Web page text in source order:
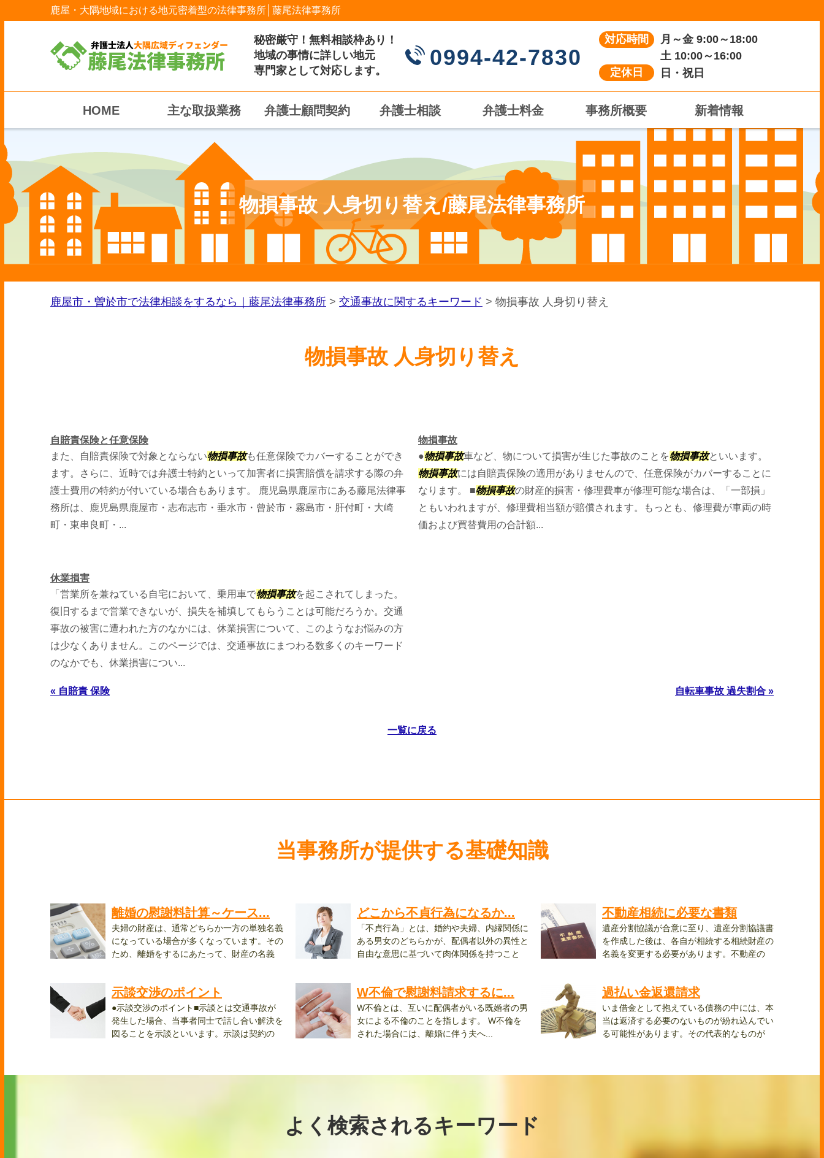
鹿屋・大隅地域における地元密着型の法律事務所│藤尾法律事務所
秘密厳守！無料相談枠あり！
地域の事情に詳しい地元
専門家として対応します。
0994-42-7830
対応時間
月～金 9:00～18:00
土 10:00～16:00
定休日
日・祝日
HOME 主な取扱業務 弁護士顧問契約 弁護士相談 弁護士料金 事務所概要 新着情報
物損事故 人身切り替え/藤尾法律事務所
鹿屋市・曽於市で法律相談をするなら｜藤尾法律事務所 > 交通事故に関するキーワード > 物損事故 人身切り替え
物損事故 人身切り替え
自賠責保険と任意保険
また、自賠責保険で対象とならない物損事故も任意保険でカバーすることができ
ます。さらに、近時では弁護士特約といって加害者に損害賠償を請求する際の弁
護士費用の特約が付いている場合もあります。 鹿児島県鹿屋市にある藤尾法律事
務所は、鹿児島県鹿屋市・志布志市・垂水市・曾於市・霧島市・肝付町・大崎
町・東串良町・...
物損事故
●物損事故車など、物について損害が生じた事故のことを物損事故といいます。
物損事故には自賠責保険の適用がありませんので、任意保険がカバーすることに
なります。 ■物損事故の財産的損害・修理費車が修理可能な場合は、「一部損」
ともいわれますが、修理費相当額が賠償されます。もっとも、修理費が車両の時
価および買替費用の合計額...
休業損害
「営業所を兼ねている自宅において、乗用車で物損事故を起こされてしまった。
復旧するまで営業できないが、損失を補填してもらうことは可能だろうか。交通
事故の被害に遭われた方のなかには、休業損害について、このようなお悩みの方
は少なくありません。このページでは、交通事故にまつわる数多くのキーワード
のなかでも、休業損害につい...
« 自賠責 保険 自転車事故 過失割合 »
一覧に戻る
当事務所が提供する基礎知識
離婚の慰謝料計算～ケース...
夫婦の財産は、通常どちらか一方の単独名義
になっている場合が多くなっています。その
ため、離婚をするにあたって、財産の名義
どこから不貞行為になるか...
「不貞行為」とは、婚約や夫婦、内縁関係に
ある男女のどちらかが、配偶者以外の異性と
自由な意思に基づいて肉体関係を持つこと
不動産相続に必要な書類
遺産分割協議が合意に至り、遺産分割協議書
を作成した後は、各自が相続する相続財産の
名義を変更する必要があります。不動産の
示談交渉のポイント
●示談交渉のポイント■示談とは交通事故が
発生した場合、当事者同士で話し合い解決を
図ることを示談といいます。示談は契約の
W不倫で慰謝料請求するに...
W不倫とは、互いに配偶者がいる既婚者の男
女による不倫のことを指します。 W不倫を
された場合には、離婚に伴う夫へ...
過払い金返還請求
いま借金として抱えている債務の中には、本
当は返済する必要のないものが紛れ込んでい
る可能性があります。その代表的なものが
よく検索されるキーワード